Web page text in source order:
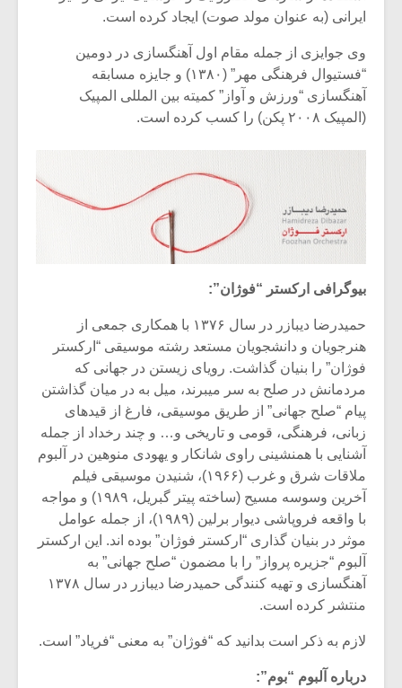
ایرانی (به عنوان مولد صوت) ایجاد کرده است.
وی جوایزی از جمله مقام اول آهنگسازی در دومین
“فستیوال فرهنگی مهر” (۱۳۸۰) و جایزه مسابقه
آهنگسازی “ورزش و آواز” کمیته بین المللی المپیک
(المپیک ۲۰۰۸ پکن) را کسب کرده است.
بیوگرافی ارکستر “فوژان”:
حمیدرضا دیبازر در سال ۱۳۷۶ با همکاری جمعی از
هنرجویان و دانشجویان مستعد رشته موسیقی “ارکستر
فوژان” را بنیان گذاشت. رویای زیستن در جهانی که
مردمانش در صلح به سر میبرند، میل به در میان گذاشتن
پیام “صلح جهانی” از طریق موسیقی، فارغ از قیدهای
زبانی، فرهنگی، قومی و تاریخی و… و چند رخداد از جمله
آشنایی با همنشینی راوی شانکار و یهودی منوهین در آلبوم
ملاقات شرق و غرب (۱۹۶۶)، شنیدن موسیقی فیلم
آخرین وسوسه مسیح (ساخته پیتر گبریل، ۱۹۸۹) و مواجه
با واقعه فروپاشی دیوار برلین (۱۹۸۹)، از جمله عوامل
موثر در بنیان گذاری “ارکستر فوژان” بوده اند. این ارکستر
آلبوم “جزیره پرواز” را با مضمون “صلح جهانی” به
آهنگسازی و تهیه کنندگی حمیدرضا دیبازر در سال ۱۳۷۸
منتشر کرده است.
لازم به ذکر است بدانید که “فوژان” به معنی “فریاد” است.
درباره آلبوم “بوم”:
میکلوش روژا
یادداشتی بر موسیقی
شیش و نیم»
اگر نمی توانی
مشهورترین باشی،
بدنام ترین باش
موریس ژار
موسیقی